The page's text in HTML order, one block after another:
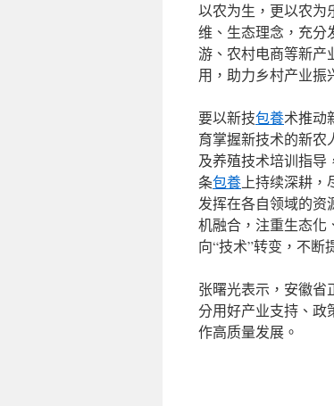
以农为生，更以农为
维、生态理念，充分
游、农村电商等新产
用，助力乡村产业振
要以新技包養术推动
育掌握新技术的新农
及养殖技术培训指导
条包養 上持续深耕
发挥在各自领域的资
机融合，注重生态化
向“技术”转变，不断
张曙光表示，安徽省
分用好产业支持、政
作高质量发展。